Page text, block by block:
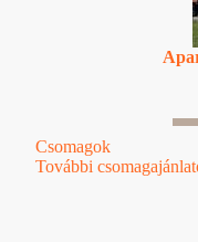
Csomagok
További